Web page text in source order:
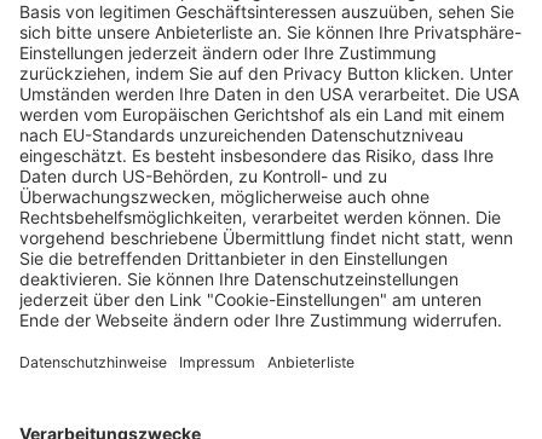
Kultevent: Der Riesenflohmarkt in der
Freiburger Messehalle findet wieder statt
Wochenbericht 22.10.2024